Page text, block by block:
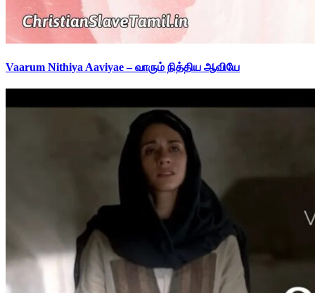
Vaarum Nithiya Aaviyae – வாரும் நித்திய ஆவியே